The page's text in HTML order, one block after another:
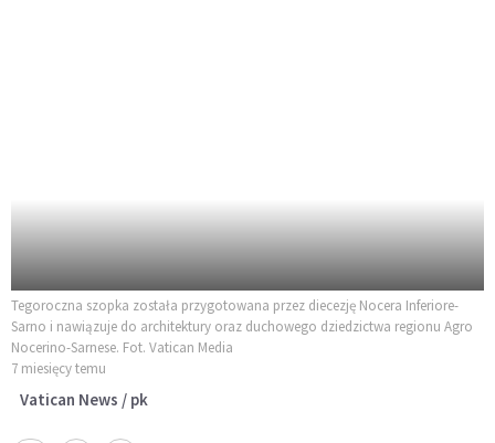
Tegoroczna szopka została przygotowana przez diecezję Nocera Inferiore-
Sarno i nawiązuje do architektury oraz duchowego dziedzictwa regionu Agro
Nocerino-Sarnese. Fot. Vatican Media
7 miesięcy temu
Vatican News / pk